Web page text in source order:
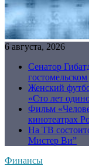
6 августа, 2026
Сенатор
гостомельском
Женский
«Сто лет
Фильм
кинотеатрах
На ТВ
Мистер Ви”
Финансы